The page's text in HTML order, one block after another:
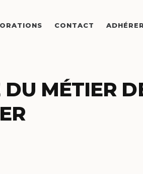
CONTACT
MÉTIER